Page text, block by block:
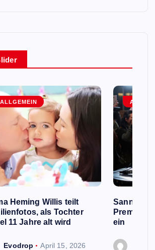
ALLGEMEIN
Heming Willis teilt
als Tochter
11 Jahre alt wird
Evodrop April 15, 2026
Sanna
ein